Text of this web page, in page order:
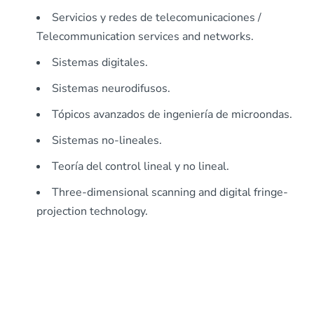
Servicios y redes de telecomunicaciones /
Telecommunication services and networks.
Sistemas digitales.
Sistemas neurodifusos.
Tópicos avanzados de ingeniería de microondas.
Sistemas no-lineales.
Teoría del control lineal y no lineal.
Three-dimensional scanning and digital fringe-
projection technology.